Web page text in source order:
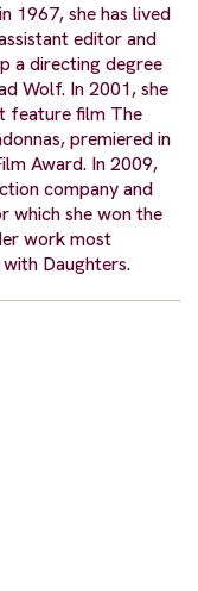
1967, she has lived
editor and
a directing degree
Wolf. In 2001, she
feature film The
premiered in
Award. In 2009,
company and
which she won the
work most
Daughters.